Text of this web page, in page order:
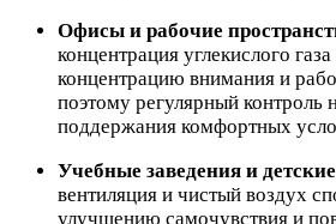
Офисы и рабочие
концентрация углекислого
концентрацию внимания и
поэтому регулярный контроль
поддержания комфортных
Учебные заведения и
вентиляция и чистый воздух
улучшению самочувствия и